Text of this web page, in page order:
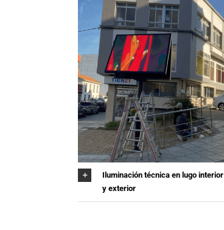
Iluminación técnica en lugo interior
y exterior